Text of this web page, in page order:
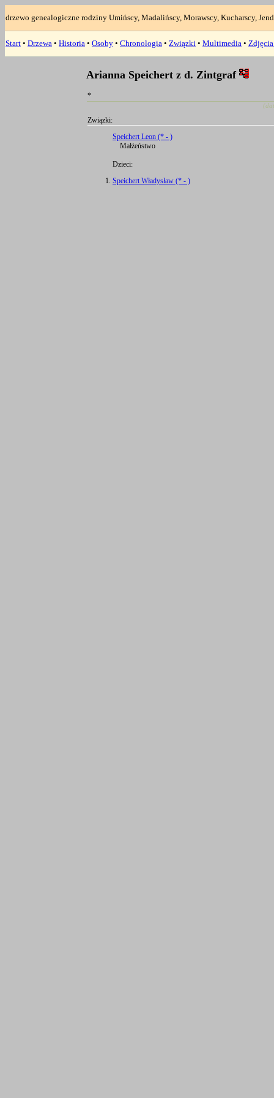
drzewo genealogiczne rodziny Umińscy, Madalińscy, Morawscy, Kucharscy,
Start • Drzewa • Historia • Osoby • Chronologia • Związki • Multimedia •
Arianna Speichert z d. Zintgraf
*
Związki:
Speichert Leon (* - )
Małżeństwo
Dzieci:
Speichert Władysław (* - )